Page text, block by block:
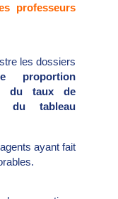
professeurs
les dossiers
proportion
du taux de
du tableau
ayant fait